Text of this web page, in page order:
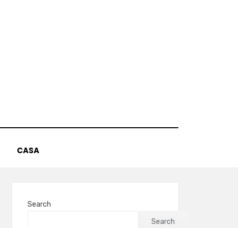
CASA
Search
Search